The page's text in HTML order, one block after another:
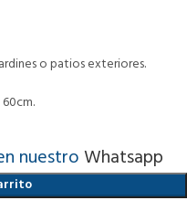
o patios exteriores.
nuestroWhatsapp